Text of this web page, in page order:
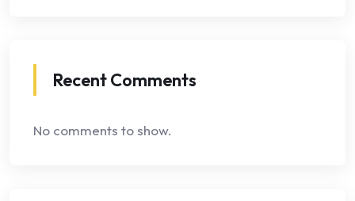
Recent Comments
No comments to show.